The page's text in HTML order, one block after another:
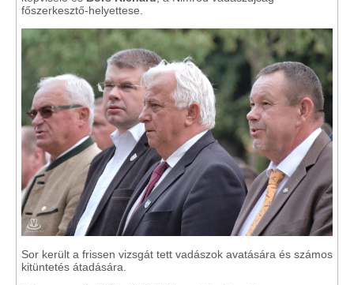
főszerkesztő-helyettese.
Sor került a frissen vizsgát tett vadászok avatására és számos
kitüntetés átadására.